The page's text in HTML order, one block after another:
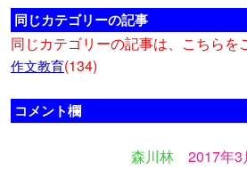
同じカテゴリーの記事
同じカテゴリーの記事は、こちらを
作文教育(134)
コメント欄
森川林 2017年3